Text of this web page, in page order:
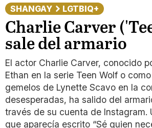
SHANGAY LGTBIQ+
Charlie Carver
sale del armario
El actor Charlie Carver, conocido
Ethan en la serie Teen Wolf o
gemelos de Lynette Scavo en la
desesperadas, ha salido del
través de su cuenta de Instagram.
que aparecía escrito “Sé quien